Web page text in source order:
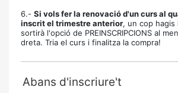
6.- Si vols fer la renovació d'un curs al
inscrit el trimestre anterior, un cop
sortirà l'opció de PREINSCRIPCIONS al
dreta. Tria el curs i finalitza la compra!
Abans d'inscriure't